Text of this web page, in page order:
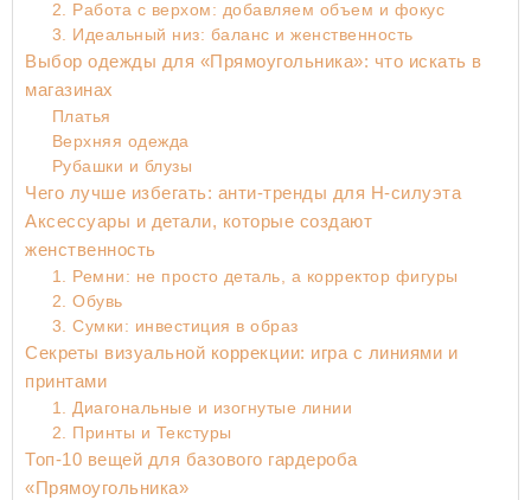
2. Работа с верхом: добавляем объем и фокус
3. Идеальный низ: баланс и женственность
Выбор одежды для «Прямоугольника»: что искать в
магазинах
Платья
Верхняя одежда
Рубашки и блузы
Чего лучше избегать: анти-тренды для Н-силуэта
Аксессуары и детали, которые создают
женственность
1. Ремни: не просто деталь, а корректор фигуры
2. Обувь
3. Сумки: инвестиция в образ
Секреты визуальной коррекции: игра с линиями и
принтами
1. Диагональные и изогнутые линии
2. Принты и Текстуры
Топ-10 вещей для базового гардероба
«Прямоугольника»